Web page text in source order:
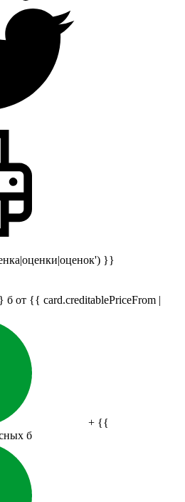
}}
б от {{ card.creditablePriceFrom |
+ {{
б